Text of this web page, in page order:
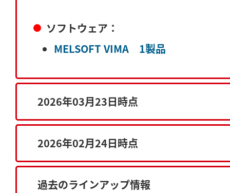
ソフトウェア：
MELSOFT VIMA 1製品
2026年03月23日時点
2026年02月24日時点
過去のラインアップ情報